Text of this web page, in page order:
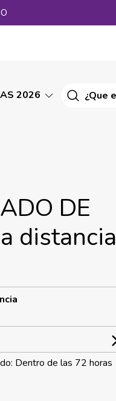
2026
DE
distancia
Dentro de las 72 horas